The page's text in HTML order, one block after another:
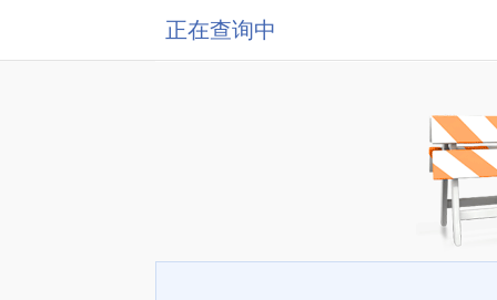
正在查询中